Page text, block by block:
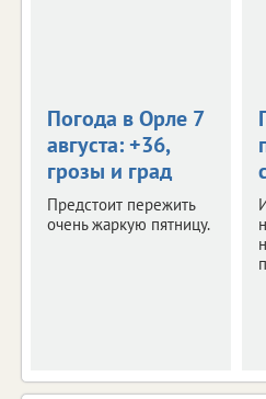
Погода в Орле 7
августа: +36,
грозы и град
Предстоит пережить
очень жаркую пятницу.